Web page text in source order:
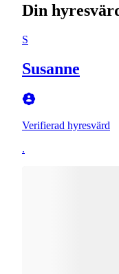
Din
S
Susanne
Verifierad hyresvärd
.